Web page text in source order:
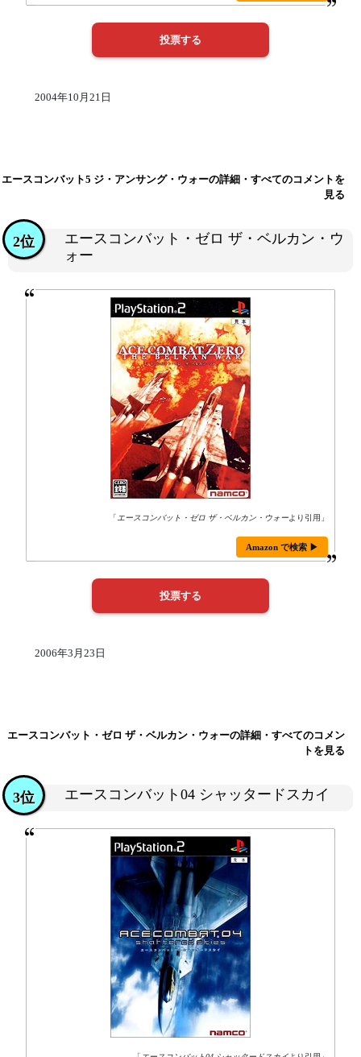
2004年10月21日
エースコンバット5 ジ・アンサング・ウォーの詳細・すべてのコメントを
見る
エースコンバット・ゼロ ザ・ベルカン・ウ
ォー
2位
「 エースコンバット・ゼロ ザ・ベルカン・ウォーより引用」
Amazon で検索 ▶
2006年3月23日
エースコンバット・ゼロ ザ・ベルカン・ウォーの詳細・すべてのコメン
トを見る
エースコンバット04 シャッタードスカイ
3位